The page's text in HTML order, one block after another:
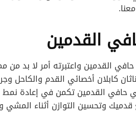
القدمين
القدمين واعتبرته أمر لا بد من
كابلان أخصائي القدم والكاحل
حافي القدمين تكمن في إعادة
وتحسين التوازن أثناء المشي